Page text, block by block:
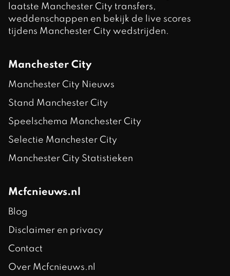
laatste Manchester City transfers,
weddenschappen en bekijk de live scores
tijdens Manchester City wedstrijden.
Manchester City
Manchester City Nieuws
Stand Manchester City
Speelschema Manchester City
Selectie Manchester City
Manchester City Statistieken
Mcfcnieuws.nl
Blog
Disclaimer en privacy
Contact
Over Mcfcnieuws.nl